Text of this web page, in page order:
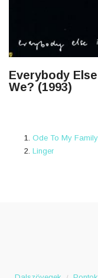
Everybody
We? (1993)
Ode To My Family
Linger